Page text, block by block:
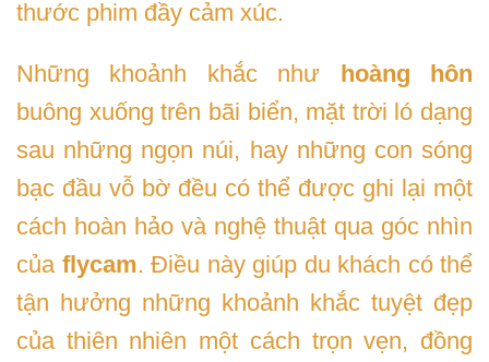
thước phim đầy cảm xúc.
Những khoảnh khắc như hoàng hôn
buông xuống trên bãi biển, mặt trời ló dạng
sau những ngọn núi, hay những con sóng
bạc đầu vỗ bờ đều có thể được ghi lại một
cách hoàn hảo và nghệ thuật qua góc nhìn
của flycam. Điều này giúp du khách có thể
tận hưởng những khoảnh khắc tuyệt đẹp
của thiên nhiên một cách trọn vẹn, đồng